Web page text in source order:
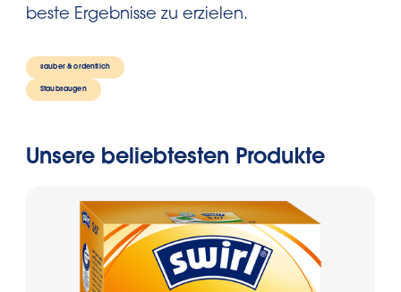
beste Ergebnisse zu erzielen.
sauber & ordentlich
Staubsaugen
Unsere beliebtesten Produkte